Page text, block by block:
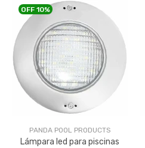
OFF 10%
PANDA POOL PRODUCTS
Lámpara led para piscinas